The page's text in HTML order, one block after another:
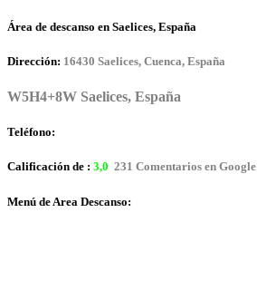
Área de descanso en Saelices, España
Dirección: 16430 Saelices, Cuenca, España
W5H4+8W Saelices, España
Teléfono:
Calificación de : 3,0 231 Comentarios en Google
Menú de Area Descanso: